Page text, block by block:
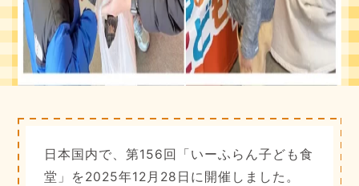
日本国内で、第156回「いーふらん子ども食
堂」を2025年12月28日に開催しました。